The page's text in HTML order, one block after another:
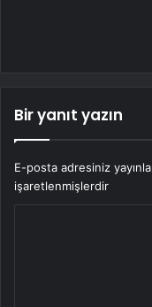
Bir yanıt yazın
E-posta adresiniz
işaretlenmişlerdir